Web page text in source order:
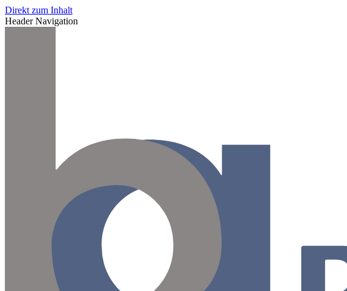
Direkt zum Inhalt
Header Navigation